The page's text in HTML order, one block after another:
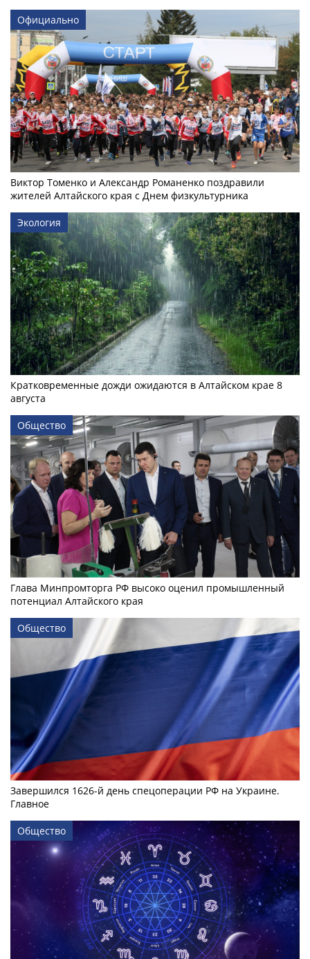
Официально
Виктор Томенко и Александр Романенко поздравили
жителей Алтайского края с Днем физкультурника
Экология
Кратковременные дожди ожидаются в Алтайском крае 8
августа
Общество
Глава Минпромторга РФ высоко оценил промышленный
потенциал Алтайского края
Общество
Завершился 1626-й день спецоперации РФ на Украине.
Главное
Общество